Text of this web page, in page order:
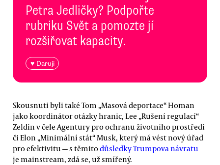
Petra Jedličky? Podpořte
rubriku Svět a pomozte jí
rozšiřovat kapacity.
♥ Daruji
Skousnuti byli také Tom „Masová deportace“ Homan
jako koordinátor otázky hranic, Lee „Rušení regulací“
Zeldin v čele Agentury pro ochranu životního prostředí
či Elon „Minimální stát“ Musk, který má vést nový úřad
pro efektivitu — s těmitodůsledky Trumpova návratu
je mainstream, zdá se, už smířený.